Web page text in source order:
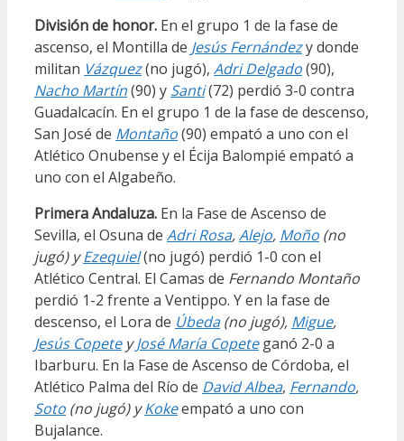
División de honor. En el grupo 1 de la fase de
ascenso, el Montilla de Jesús Fernándezy donde
militan Vázquez(no jugó), Adri Delgado(90),
Nacho Martín(90) y Santi(72) perdió 3-0 contra
Guadalcacín. En el grupo 1 de la fase de descenso,
San José de Montaño(90) empató a uno con el
Atlético Onubense y el Écija Balompié empató a
uno con el Algabeño.
Primera Andaluza. En la Fase de Ascenso de
Sevilla, el Osuna de Adri Rosa,Alejo, Moño (no
jugó) yEzequiel(no jugó) perdió 1-0 con el
Atlético Central. El Camas de Fernando Montaño
perdió 1-2 frente a Ventippo. Y en la fase de
descenso, el Lora de Úbeda(no jugó), Migue,
Jesús CopeteyJosé María Copeteganó 2-0 a
Ibarburu. En la Fase de Ascenso de Córdoba, el
Atlético Palma del Río de David Albea, Fernando,
Soto (no jugó) yKokeempató a uno con
Bujalance.